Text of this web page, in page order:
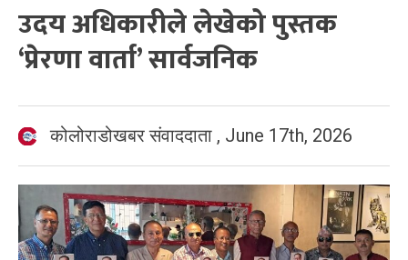
उदय अधिकारीले लेखेको पुस्तक
‘प्रेरणा वार्ता’ सार्वजनिक
कोलोराडोखबर संवाददाता , June 17th, 2026